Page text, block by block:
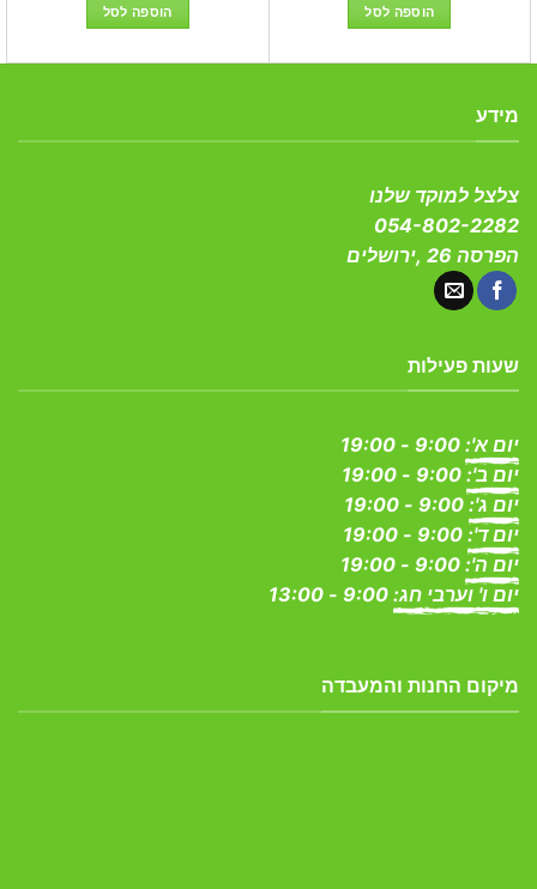
הוספה לסל הוספה לסל
מידע
צלצל למוקד שלנו
054-802-2282
הפרסה 26 ,ירושלים
שעות פעילות
יום א':
יום ב':
יום ג':
יום ד':
יום ה':
יום ו' וערבי חג:
מיקום החנות והמעבדה